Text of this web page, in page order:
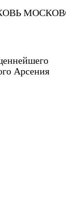
Арсения